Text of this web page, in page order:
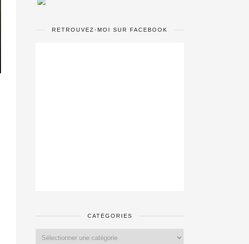
RETROUVEZ-MOI SUR FACEBOOK
CATÉGORIES